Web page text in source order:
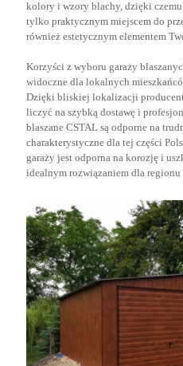
kolory i wzory blachy, dzięki czemu
tylko praktycznym miejscem do
również estetycznym elementem
Korzyści z wyboru garaży
widoczne dla lokalnych
Dzięki bliskiej lokalizacji
liczyć na szybką dostawę i
blaszane CSTAL są odporne na
charakterystyczne dla tej części
garaży jest odporna na korozję i
idealnym rozwiązaniem dla